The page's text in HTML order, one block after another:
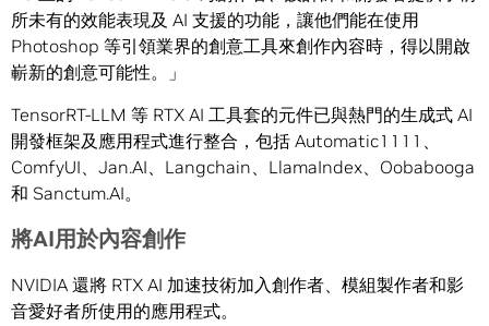
所未有的效能表現及 AI 支援的功能，讓他們能在使用
Photoshop 等引領業界的創意工具來創作內容時 ， 得以開啟
嶄新的創意可能性。」
TensorRT-LLM 等 RTX AI 工具套的元件已與熱門的生成式 AI
開發框架及應用程式進行整合，包括 Automatic1111、
ComfyUI、Jan.AI、Langchain、LlamaIndex、Oobabooga
和 Sanctum.AI。
將AI用於內容創作
NVIDIA 還將 RTX AI 加速技術加入創作者、模組製作者和影
音愛好者所使用的應用程式。